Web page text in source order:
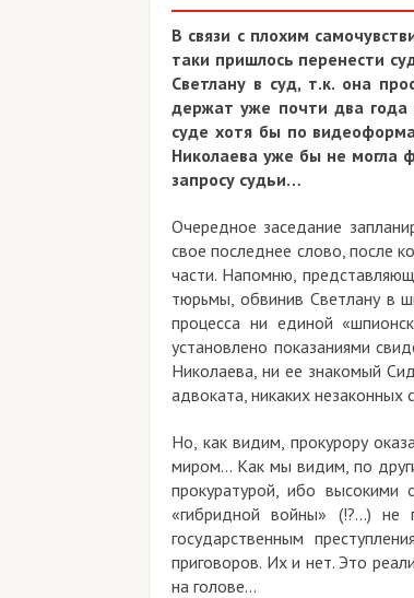
В связи с плохим
таки пришлось перенести
Светлану в суд, т.к. она
держат уже почти два года
суде хотя бы по
Николаева уже бы не могла
запросу судьи…
Очередное заседание
свое последнее слово, после
части. Напомню,
тюрьмы, обвинив Светлану в
процесса ни единой
установлено показаниями
Николаева, ни ее знакомый
адвоката, никаких
Но, как видим, прокурору
миром… Как мы видим, по
прокуратурой, ибо
«гибридной войны» (!?...)
государственным
приговоров. Их и нет. Это
на голове…